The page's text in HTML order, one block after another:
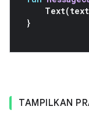
Text(text
}
TAMPILKAN